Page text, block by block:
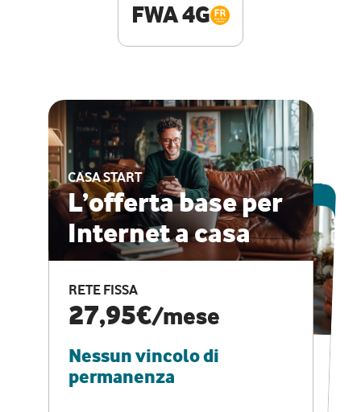
FWA 4G
CASA START
L’offerta base per
Internet a casa
RETE FISSA
27,95€/mese
Nessun vincolo di
permanenza
ESCLUSIVA ONLINE
CASA PRO
Internet veloce e
vantaggi speciali
RETE FISSA + VODAFONE CLUB
29,95€